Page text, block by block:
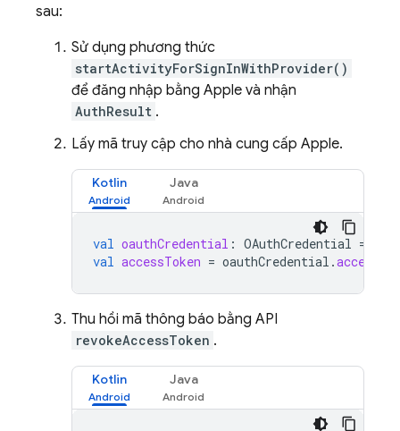
sau:
Sử dụng phương thức
startActivityForSignInWithProvider()
để đăng nhập bằng Apple và nhận
AuthResult .
Lấy mã truy cập cho nhà cung cấp Apple.
Kotlin Java
val oauthCredential : OAuthCredential =
val accessToken = oauthCredential .
Thu hồi mã thông báo bằng API
revokeAccessToken .
Kotlin Java